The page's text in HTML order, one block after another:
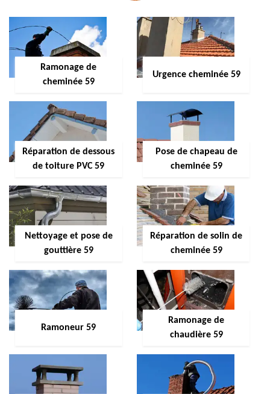
Ramonage de
cheminée 59
Urgence cheminée 59
Réparation de dessous
de toiture PVC 59
Pose de chapeau de
cheminée 59
Nettoyage et pose de
gouttière 59
Réparation de solin de
cheminée 59
Ramoneur 59
Ramonage de
chaudière 59